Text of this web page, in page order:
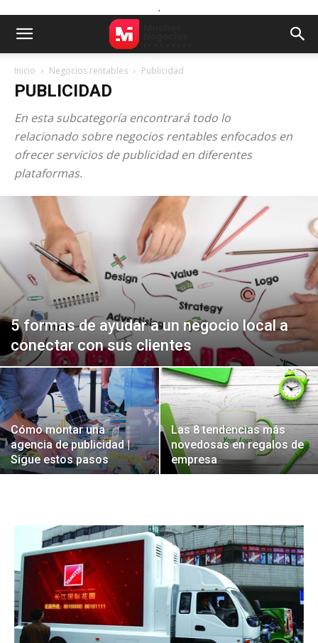
.
Inicio Negocios rentables Publicidad
PUBLICIDAD
En esta subcategoría encontrará todo lo
relacionado sobre negocios rentables enfocados en
ofrecer servicios de publicidad en diferentes
plataformas.
5 formas de ayudar a un negocio local a
conectar con sus clientes
Cómo montar una
agencia de publicidad |
Sigue estos pasos
Las 8 tendencias más
novedosas en regalos de
empresa